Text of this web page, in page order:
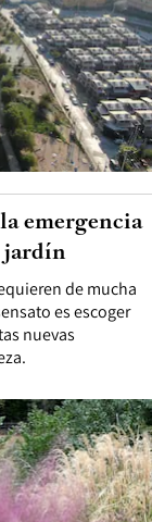
de mucha
es escoger
nuevas
emergencia
jardín